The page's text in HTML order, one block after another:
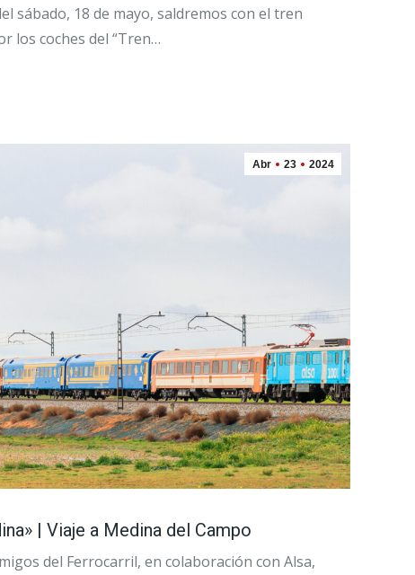
sábado, 18 de mayo, saldremos con el tren
los coches del “Tren…
Abr 23 2024
| Viaje a Medina del Campo
del Ferrocarril, en colaboración con Alsa,